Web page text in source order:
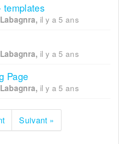
templates
il y a 5 ans
il y a 5 ans
Page
il y a 5 ans
Suivant »